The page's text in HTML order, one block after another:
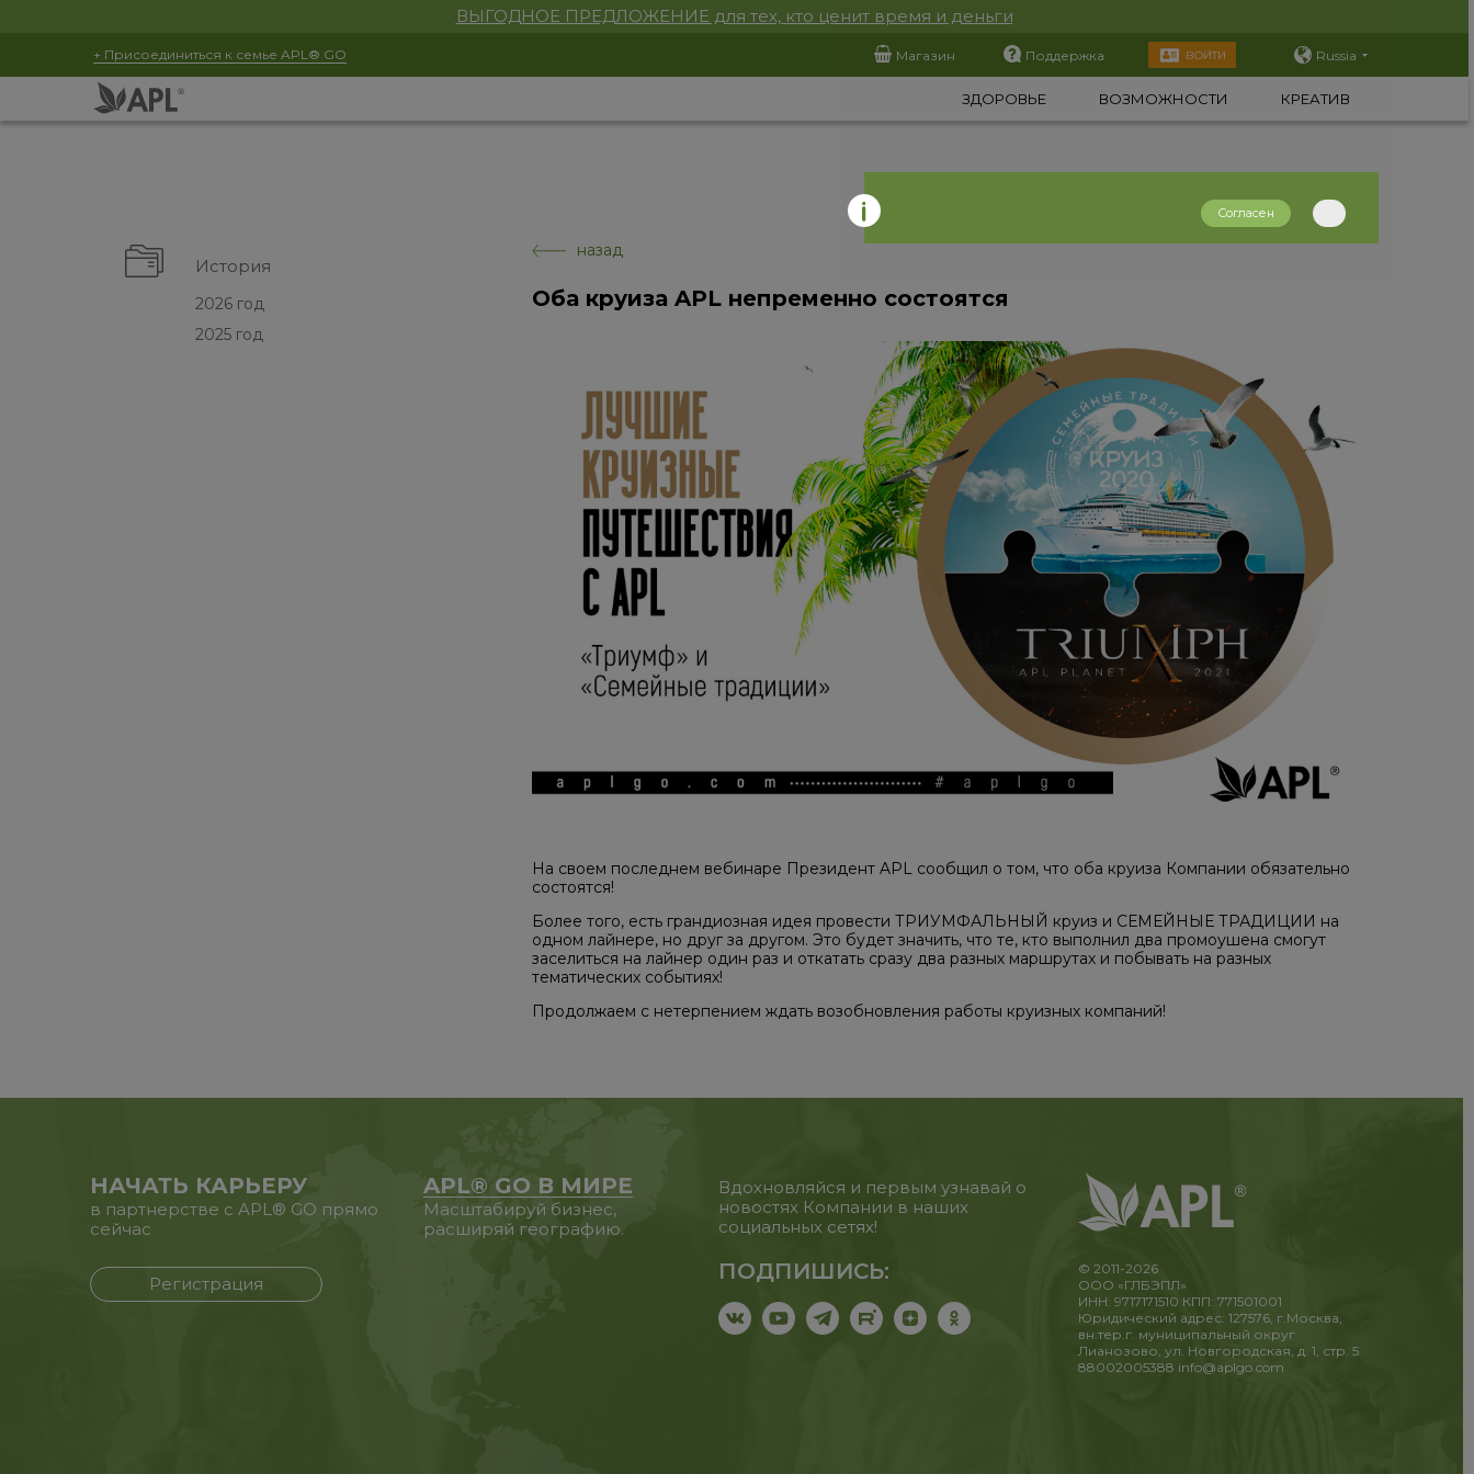
ВЫГОДНОЕ ПРЕДЛОЖЕНИЕ для тех, кто ценит время и деньги
+ Присоединиться к семье APL® GO Магазин Поддержка ВОЙТИ Russia
ЗДОРОВЬЕ ВОЗМОЖНОСТИ КРЕАТИВ
История
2026 год
2025 год
назад
Оба круиза APL непременно состоятся
На своем последнем вебинаре Президент APL сообщил о том, что оба круиза Компании обязательно
состоятся!
Более того, есть грандиозная идея провести ТРИУМФАЛЬНЫЙ круиз и СЕМЕЙНЫЕ ТРАДИЦИИ на
одном лайнере, но друг за другом. Это будет значить, что те, кто выполнил два промоушена смогут
заселиться на лайнер один раз и откатать сразу два разных маршрутах и побывать на разных
тематических событиях!
Продолжаем с нетерпением ждать возобновления работы круизных компаний!
НАЧАТЬ КАРЬЕРУ
в партнерстве с APL® GO прямо
сейчас
Регистрация
APL® GO В МИРЕ
Масштабируй бизнес,
расширяй географию.
Вдохновляйся и первым узнавай о
новостях Компании в наших
социальных сетях!
ПОДПИШИСЬ:
© 2011-2026
ООО «ГЛБЭПЛ»
ИНН: 9717171510 КПП: 771501001
Юридический адрес: 127576, г.Москва,
вн.тер.г. муниципальный округ
Лианозово, ул. Новгородская, д. 1, стр. 5
88002005388 info@aplgo.com
Согласен